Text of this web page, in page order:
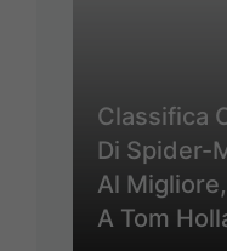
Classifica
Di Spider-
Al
A Tom